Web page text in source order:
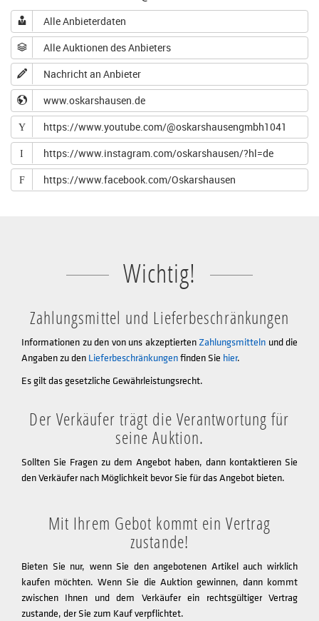
Alle Anbieterdaten
Alle Auktionen des Anbieters
Nachricht an Anbieter
www.oskarshausen.de
Y https://www.youtube.com/@oskarshausengmbh1041
I https://www.instagram.com/oskarshausen/?hl=de
F https://www.facebook.com/Oskarshausen
Wichtig!
Zahlungsmittel und Lieferbeschränkungen
Informationen zu den von uns akzeptierten Zahlungsmitteln und die
Angaben zu den Lieferbeschränkungenfinden Sie hier.
Es gilt das gesetzliche Gewährleistungsrecht.
Der Verkäufer trägt die Verantwortung für
seine Auktion.
Sollten Sie Fragen zu dem Angebot haben, dann kontaktieren Sie
den Verkäufer nach Möglichkeit bevor Sie für das Angebot bieten.
Mit Ihrem Gebot kommt ein Vertrag
zustande!
Bieten Sie nur, wenn Sie den angebotenen Artikel auch wirklich
kaufen möchten. Wenn Sie die Auktion gewinnen, dann kommt
zwischen Ihnen und dem Verkäufer ein rechtsgültiger Vertrag
zustande, der Sie zum Kauf verpflichtet.